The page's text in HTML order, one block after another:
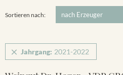
Winklerberg Hinter Winklen
Sortieren nach:
Jahrgang: 2021-2022